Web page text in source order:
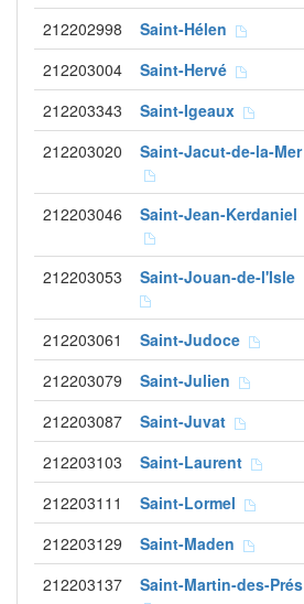
212202998 Saint-Hélen
212203004 Saint-Hervé
212203343 Saint-Igeaux
212203020 Saint-Jacut-de-la-Mer
212203046 Saint-Jean-Kerdaniel
212203053 Saint-Jouan-de-l'Isle
212203061 Saint-Judoce
212203079 Saint-Julien
212203087 Saint-Juvat
212203103 Saint-Laurent
212203111 Saint-Lormel
212203129 Saint-Maden
212203137 Saint-Martin-des-Prés